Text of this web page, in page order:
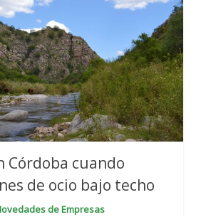
Córdoba cuando
de ocio bajo techo
de Empresas